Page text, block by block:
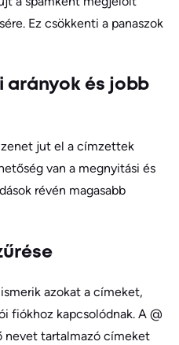
Ez csökkenti a panaszok
arányok és jobb
jut el a címzettek
van a megnyitási és
révén magasabb
azokat a címeket,
fiókhoz kapcsolódnak. A @
nevet tartalmazó címeket